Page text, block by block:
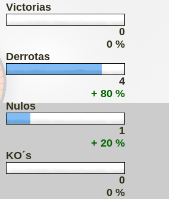
Victorias
0
0 %
Derrotas
4
+ 80 %
Nulos
1
+ 20 %
KO´s
0
0 %